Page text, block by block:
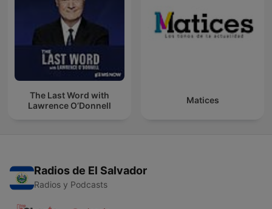
The Last Word with
Lawrence O’Donnell
Matices
Radios de El Salvador
Radios y Podcasts